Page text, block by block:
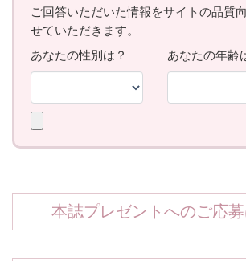
本誌プレゼントへのご応